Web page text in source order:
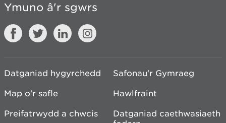
Ymuno â'r sgwrs
Datganiad hygyrchedd
Safonau'r Gymraeg
Map o'r safle
Hawlfraint
Preifatrwydd a chwcis
Datganiad caethwasiaeth